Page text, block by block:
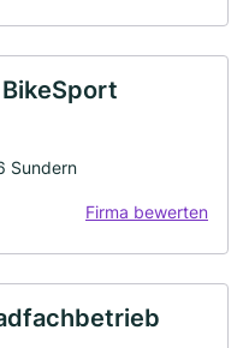
Sundern
Firma bewerten